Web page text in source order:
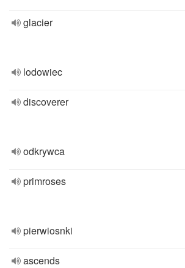
glacier
lodowiec
discoverer
odkrywca
primroses
pierwiosnki
ascends